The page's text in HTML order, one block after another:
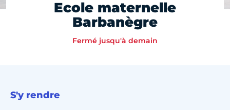
Ecole maternelle
Barbanègre
Fermé jusqu'à demain
S'y rendre